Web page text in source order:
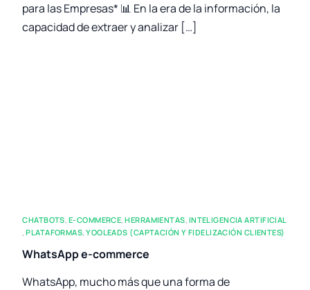
para las Empresas* 📊 En la era de la información, la
capacidad de extraer y analizar […]
CHATBOTS, E-COMMERCE,HERRAMIENTAS, INTELIGENCIA ARTIFICIAL
,PLATAFORMAS,YOOLEADS (CAPTACIÓN Y FIDELIZACIÓN CLIENTES)
WhatsApp e-commerce
WhatsApp, mucho más que una forma de